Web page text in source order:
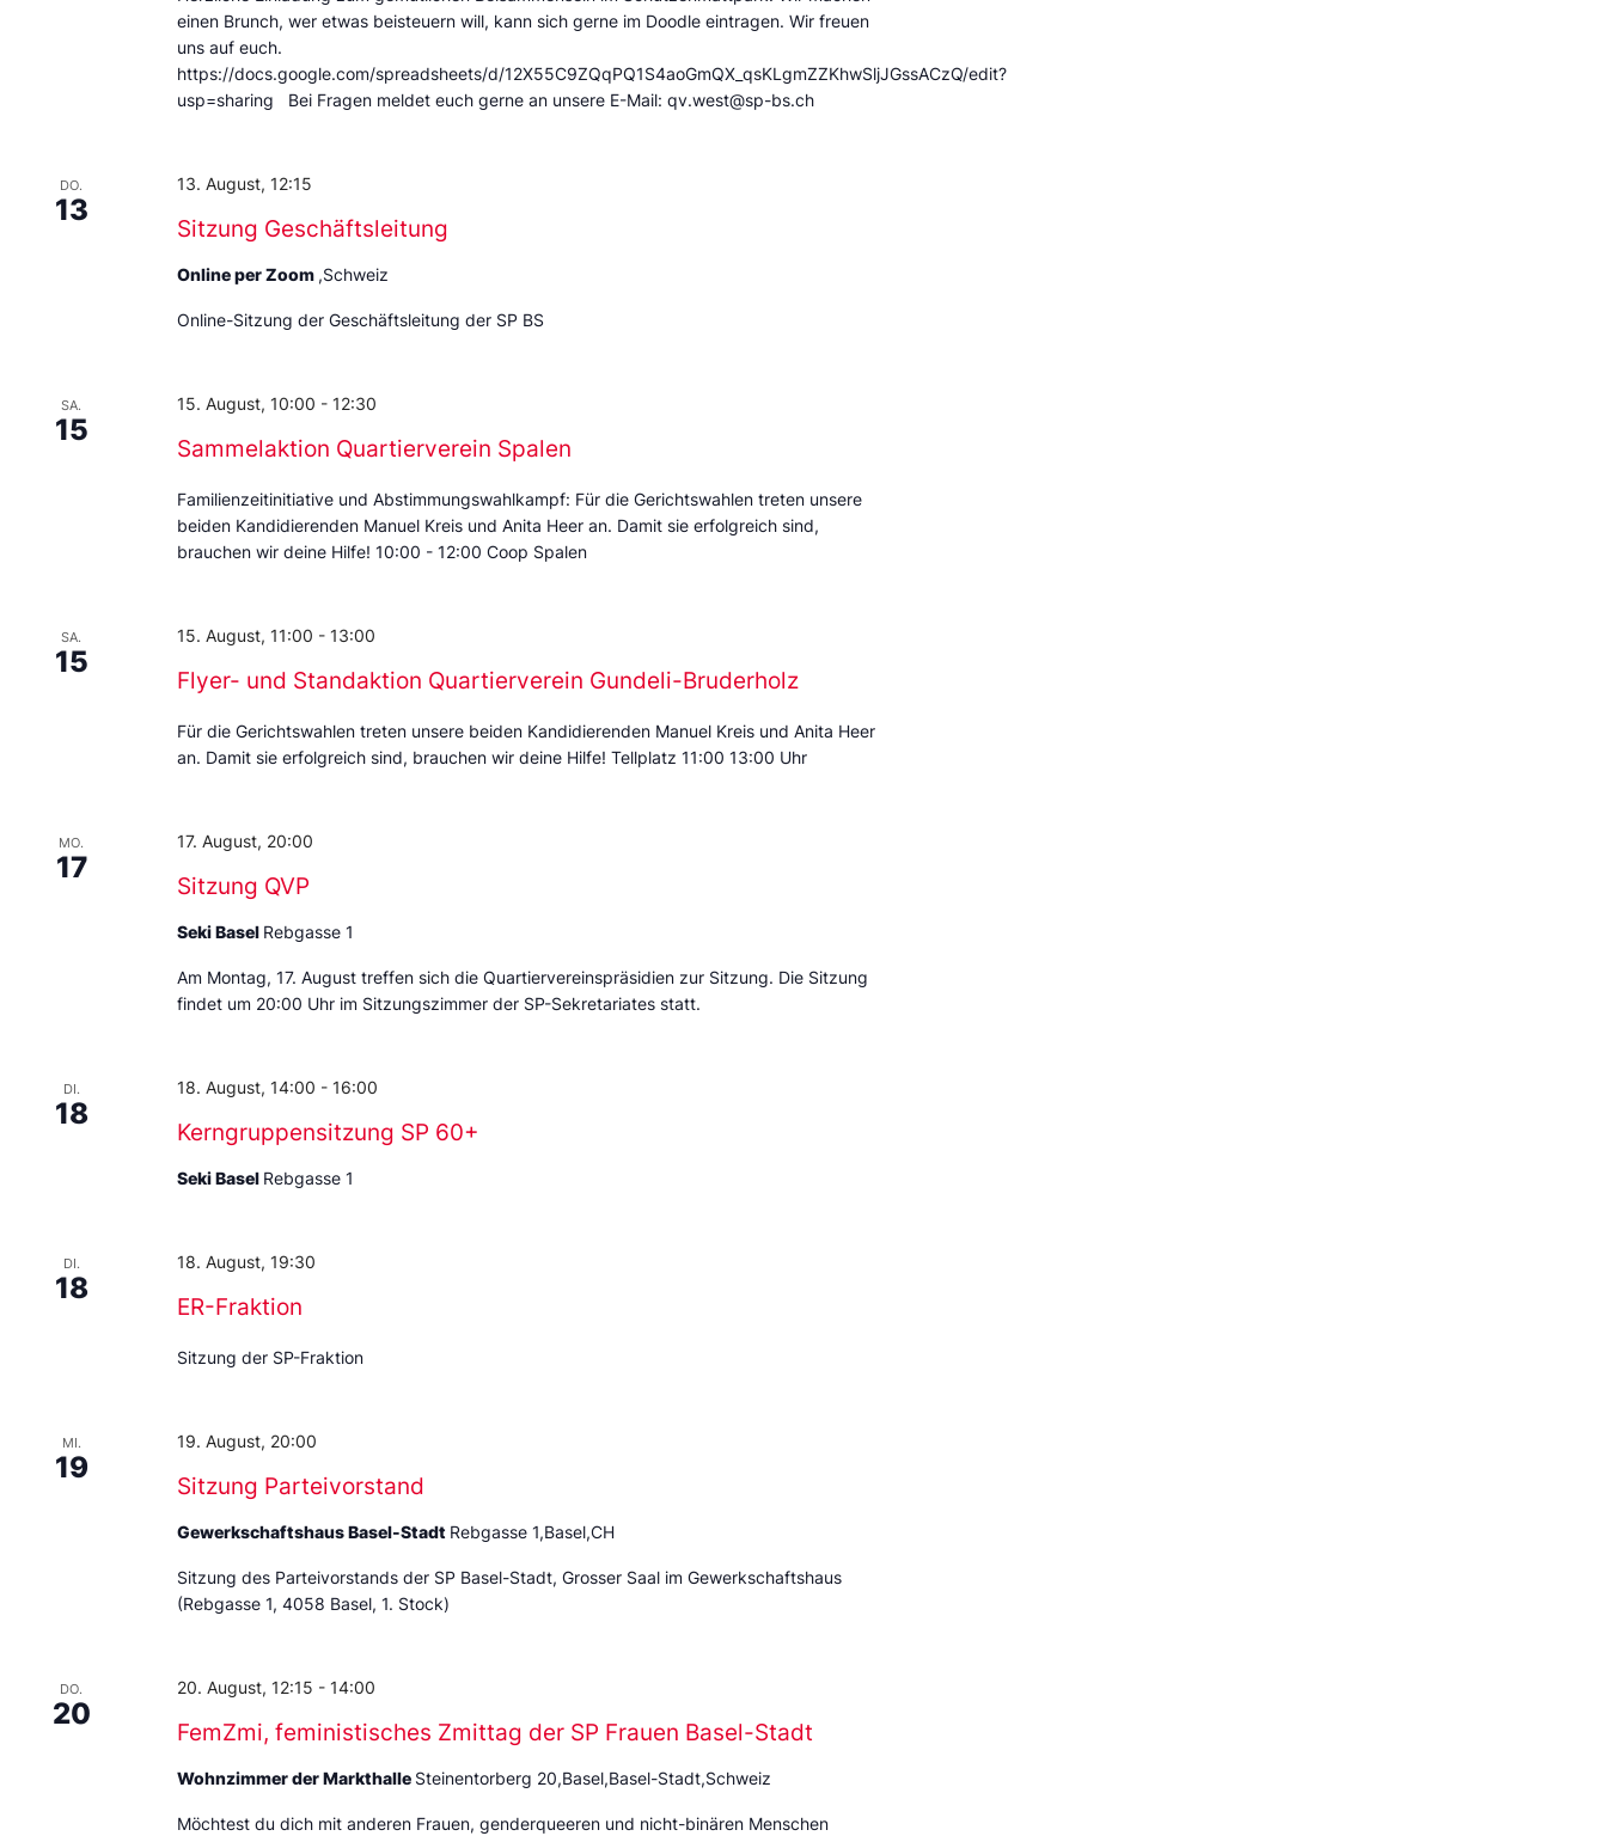
einen Brunch, wer etwas beisteuern will, kann sich gerne im Doodle eintragen. Wir freuen
uns auf euch.
https://docs.google.com/spreadsheets/d/12X55C9ZQqPQ1S4aoGmQX_qsKLgmZZKhwSljJGssACzQ/edit?
usp=sharing Bei Fragen meldet euch gerne an unsere E-Mail: qv.west@sp-bs.ch
DO.
13
Sitzung Geschäftsleitung
13. August, 12:15
Online per Zoom ,Schweiz
Online-Sitzung der Geschäftsleitung der SP BS
SA.
15
Sammelaktion Quartierverein Spalen
15. August, 10:00 - 12:30
Familienzeitinitiative und Abstimmungswahlkampf: Für die Gerichtswahlen treten unsere
beiden Kandidierenden Manuel Kreis und Anita Heer an. Damit sie erfolgreich sind,
brauchen wir deine Hilfe! 10:00 - 12:00 Coop Spalen
SA.
15
Flyer- und Standaktion Quartierverein Gundeli-Bruderholz
15. August, 11:00 - 13:00
Für die Gerichtswahlen treten unsere beiden Kandidierenden Manuel Kreis und Anita Heer
an. Damit sie erfolgreich sind, brauchen wir deine Hilfe! Tellplatz 11:00 13:00 Uhr
MO.
17
Sitzung QVP
17. August, 20:00
Seki Basel Rebgasse 1
Am Montag, 17. August treffen sich die Quartiervereinspräsidien zur Sitzung. Die Sitzung
findet um 20:00 Uhr im Sitzungszimmer der SP-Sekretariates statt.
DI.
18
Kerngruppensitzung SP 60+
18. August, 14:00 - 16:00
Seki Basel Rebgasse 1
DI.
18
ER-Fraktion
18. August, 19:30
Sitzung der SP-Fraktion
MI.
19
Sitzung Parteivorstand
19. August, 20:00
Gewerkschaftshaus Basel-Stadt Rebgasse 1,Basel,CH
Sitzung des Parteivorstands der SP Basel-Stadt, Grosser Saal im Gewerkschaftshaus
(Rebgasse 1, 4058 Basel, 1. Stock)
DO.
20
FemZmi, feministisches Zmittag der SP Frauen Basel-Stadt
20. August, 12:15 - 14:00
Wohnzimmer der Markthalle Steinentorberg 20,Basel,Basel-Stadt,Schweiz
Möchtest du dich mit anderen Frauen, genderqueeren und nicht-binären Menschen